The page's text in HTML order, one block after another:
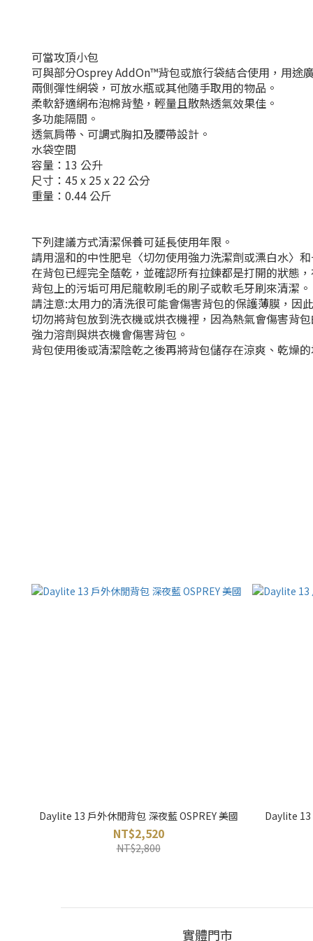
可當攻頂小包
可與部分Osprey AddOn™背包或旅行袋結合使用，用途
兩側彈性網袋，可放水瓶或其他隨手取用的物品。
柔軟舒適網布泡棉背墊，輕量且散熱透氣效果佳。
多功能隔間。
透氣肩帶、可調式胸扣及腰帶設計。
水袋空間
容量：13 公升
尺寸：45 x 25 x 22 公分
重量：0.44 公斤
下列建議方式清潔保養可延長使用年限。
請用溫和的中性肥皂〈切勿使用強力洗潔劑或漂白水〉
在背包已經完全蔭乾，並確認所有拉鍊都是打開的狀態
背包上的污垢可用尼龍軟刷毛的刷子或軟毛牙刷來清潔。
請注意:太用力的清洗很可能會傷害背包的保護薄膜，因
切勿將背包放到洗衣機或烘衣機裡，因為熱氣會傷害背
強力溶劑與烘衣機會傷害背包。
背包使用後或清潔陰乾之後再將背包儲存在涼爽、乾燥
Daylite 13 戶外休閒背包 深夜藍 OSPREY 美國
NT$2,520
NT$2,800
Daylite 13
實體門市